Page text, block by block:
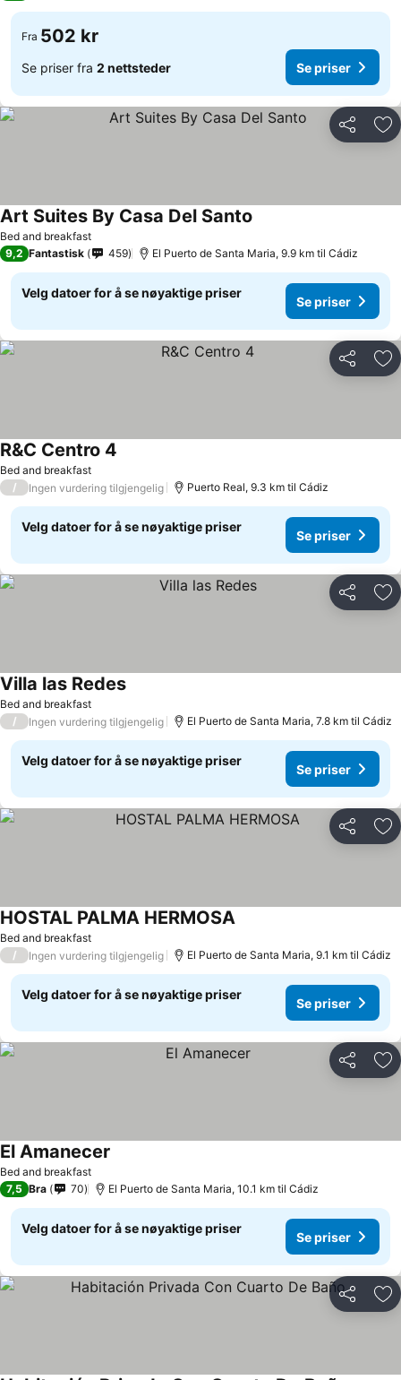
Fra 502 kr
Se priser fra 2 nettsteder Se priser
Del
Bed and breakfast
Art Suites By Casa Del Santo
9,2 Fantastisk 459 El Puerto de Santa Maria, 9.9 km til Cádiz
Velg datoer for å se nøyaktige priser
Se priser
Del
Bed and breakfast
R&C Centro 4
/ Ingen vurdering tilgjengelig Puerto Real, 9.3 km til Cádiz
Velg datoer for å se nøyaktige priser
Se priser
Del
Bed and breakfast
Villa las Redes
/ Ingen vurdering tilgjengelig El Puerto de Santa Maria, 7.8 km til Cádiz
Velg datoer for å se nøyaktige priser
Se priser
Del
Bed and breakfast
HOSTAL PALMA HERMOSA
/ Ingen vurdering tilgjengelig El Puerto de Santa Maria, 9.1 km til Cádiz
Velg datoer for å se nøyaktige priser
Se priser
Del
Bed and breakfast
El Amanecer
7,5 Bra 70 El Puerto de Santa Maria, 10.1 km til Cádiz
Velg datoer for å se nøyaktige priser
Se priser
Del